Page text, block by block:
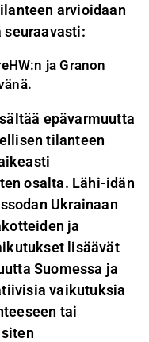
arvioidaan
ja Granon
epävarmuutta
tilanteen
osalta. Lähi-idän
Ukrainaan
ja
lisäävät
Suomessa ja
vaikutuksia
tai